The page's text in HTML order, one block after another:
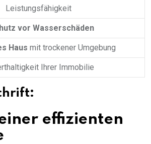
Leistungsfähigkeit
vor Wasserschäden
Haus mit trockener Umgebung
Ihrer Immobilie
effizienten